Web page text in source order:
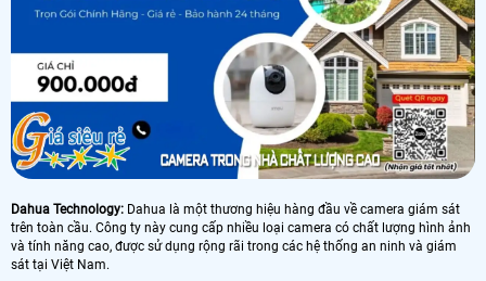
Dahua Technology: Dahua là một thương hiệu hàng đầu về camera giám sát
trên toàn cầu. Công ty này cung cấp nhiều loại camera có chất lượng hình ảnh
và tính năng cao, được sử dụng rộng rãi trong các hệ thống an ninh và giám
sát tại Việt Nam.